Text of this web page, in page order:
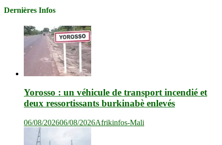
Dernières Infos
Yorosso : un véhicule de transport incendié et
deux ressortissants burkinabè enlevés
06/08/202606/08/2026Afrikinfos-Mali